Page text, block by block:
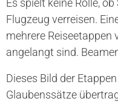
Es spielt keine Rolle,
Flugzeug verreisen.
mehrere Reiseetappen
angelangt sind.
Dieses Bild der
Glaubenssätze